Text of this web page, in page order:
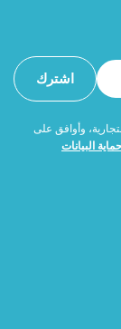
وأوافق على
البيانات